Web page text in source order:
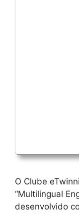
O Clube
“Multilingual
desenvolvido